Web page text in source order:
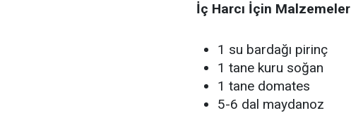
İç Harcı İçin Malzemeler
1 su bardağı pirinç
1 tane kuru soğan
1 tane domates
5-6 dal maydanoz